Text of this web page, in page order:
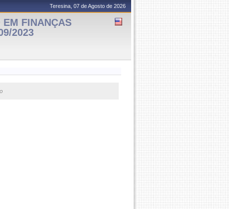
Teresina, 07 de Agosto de 2026
EM FINANÇAS
2023